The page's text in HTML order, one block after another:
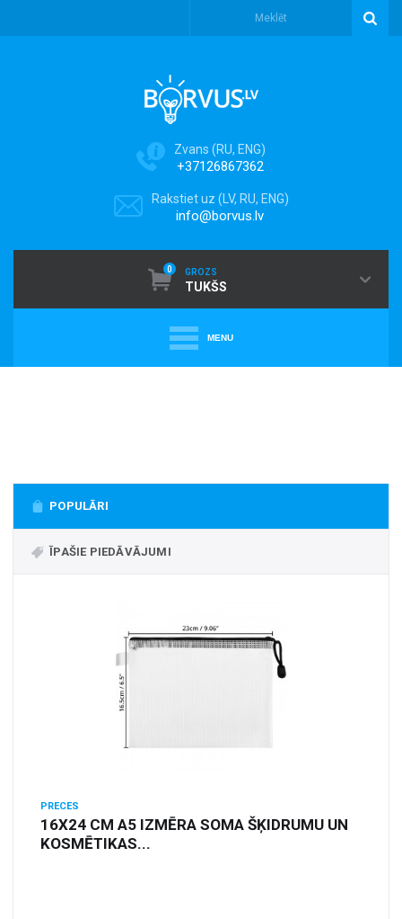
Zvans (RU, ENG)
+37126867362
Rakstiet uz (LV, RU, ENG)
info@borvus.lv
0 GROZS
TUKŠS
MENU
+
CITS
+
DĀRZA TEHNIKA
POPULĀRI
ĪPAŠIE PIEDĀVĀJUMI
PRECES
16X24 CM A5 IZMĒRA SOMA ŠĶIDRUMU UN
KOSMĒTIKAS...